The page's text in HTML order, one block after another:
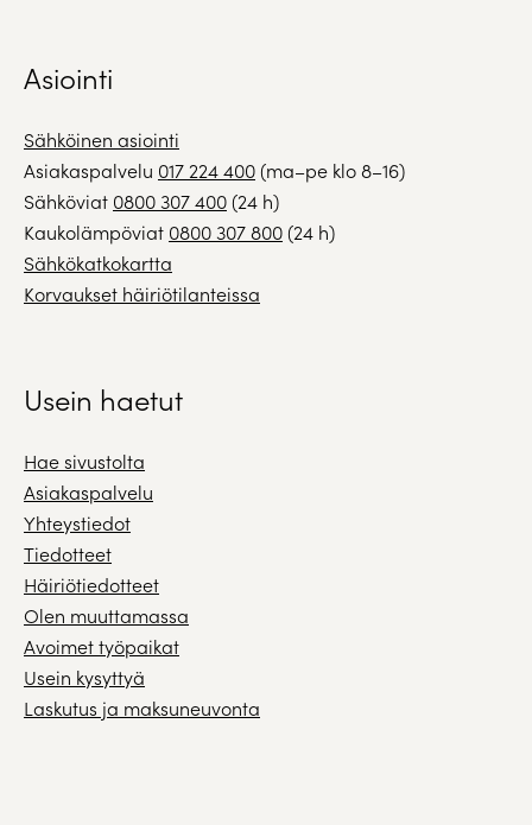
Asiointi
Sähköinen asiointi
Asiakaspalvelu 017 224 400(ma–pe klo 8–16)
Sähköviat 0800 307 400(24 h)
Kaukolämpöviat 0800 307 800(24 h)
Sähkökatkokartta
Korvaukset häiriötilanteissa
Usein haetut
Hae sivustolta
Asiakaspalvelu
Yhteystiedot
Tiedotteet
Häiriötiedotteet
Olen muuttamassa
Avoimet työpaikat
Usein kysyttyä
Laskutus ja maksuneuvonta